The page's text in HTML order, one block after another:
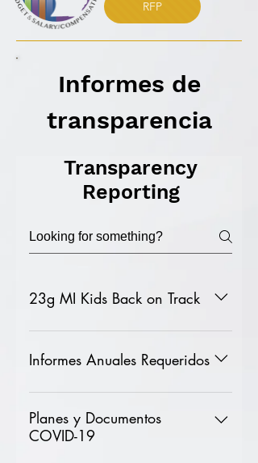
RFP
Informes de
transparencia
Transparency
Reporting
23g MI Kids Back on Track
For questions or to request assistance
regarding the 23g Strategic Plan,
please contact: Thomas Goodley,
School Leader
thomas.goodley@leonagroupmw.com
(313) 896-6078
Informes Anuales Requeridos
Informe educativo anual Informes de
metas educativas Plan de mejora
escolar
Planes y Documentos
COVID-19